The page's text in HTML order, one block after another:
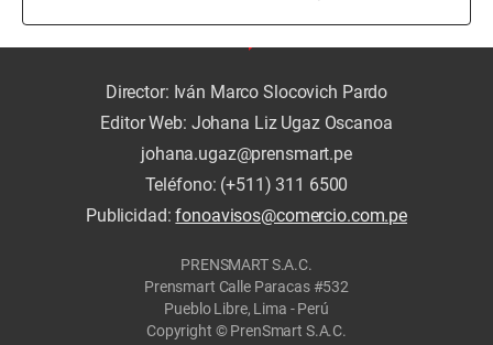
Director: Iván Marco Slocovich Pardo
Editor Web: Johana Liz Ugaz Oscanoa
johana.ugaz@prensmart.pe
Teléfono: (+511) 311 6500
Publicidad:fonoavisos@comercio.com.pe
PRENSMART S.A.C.
Prensmart Calle Paracas #532
Pueblo Libre, Lima - Perú
Copyright © PrenSmart S.A.C.